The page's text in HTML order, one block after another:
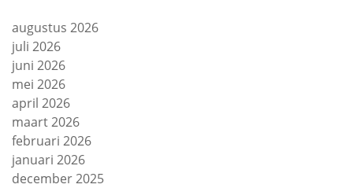
augustus 2026
juli 2026
juni 2026
mei 2026
april 2026
maart 2026
februari 2026
januari 2026
december 2025